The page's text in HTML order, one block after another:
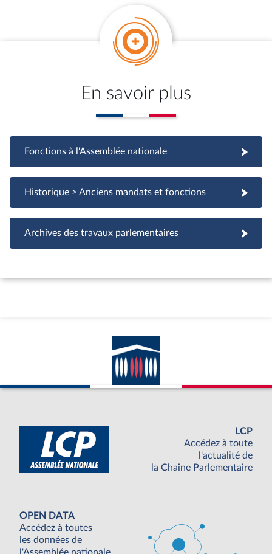
En savoir plus
Fonctions à l'Assemblée nationale
Fonctions à l'Assemblée nationale
Historique > Anciens mandats et fonctions
Archives des travaux parlementaires
LCP
Accédez à toute
l'actualité de
la Chaine Parlementaire
OPEN DATA
Accédez à toutes
les données de
l'Assemblée nationale